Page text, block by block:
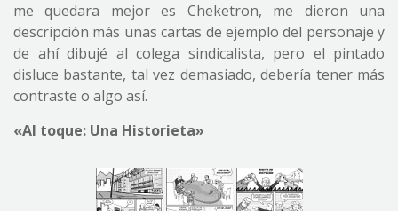
me quedara mejor es Cheketron, me dieron una
descripción más unas cartas de ejemplo del personaje y
de ahí dibujé al colega sindicalista, pero el pintado
disluce bastante, tal vez demasiado, debería tener más
contraste o algo así.
«Al toque: Una Historieta»